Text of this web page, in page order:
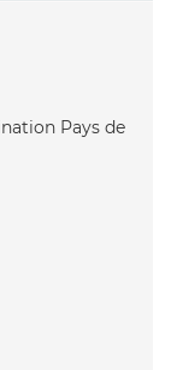
Pays de